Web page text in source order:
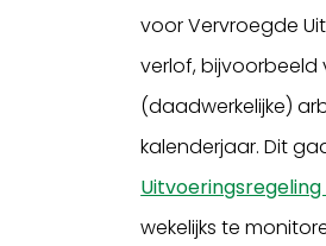
voor Vervroegde
verlof, bijvoorbeeld
(daadwerkelijke)
kalenderjaar. Dit
Uitvoeringsregeling
wekelijks te